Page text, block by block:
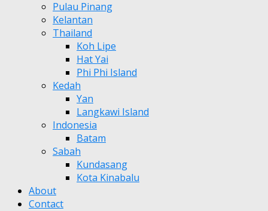
Pulau Pinang
Kelantan
Thailand
Koh Lipe
Hat Yai
Phi Phi Island
Kedah
Yan
Langkawi Island
Indonesia
Batam
Sabah
Kundasang
Kota Kinabalu
About
Contact